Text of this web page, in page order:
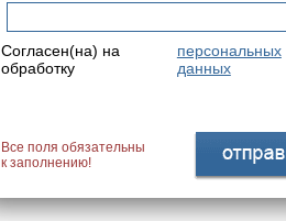
Согласен(на) на
обработку
персональных
данных
Все поля обязательны
к заполнению!